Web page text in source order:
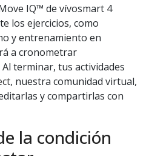
IQ™ de vívosmart 4
los ejercicios, como
y entrenamiento en
a cronometrar
terminar, tus actividades
, nuestra comunidad virtual,
y compartirlas con
la condición